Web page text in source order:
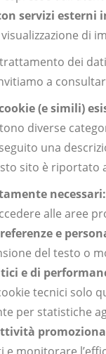
servizi esterni
di
dei
a
(e simili)
diverse
una
sito è riportato
necessari:
alle aree
e
del testo o
e di
tecnici solo
per statistiche